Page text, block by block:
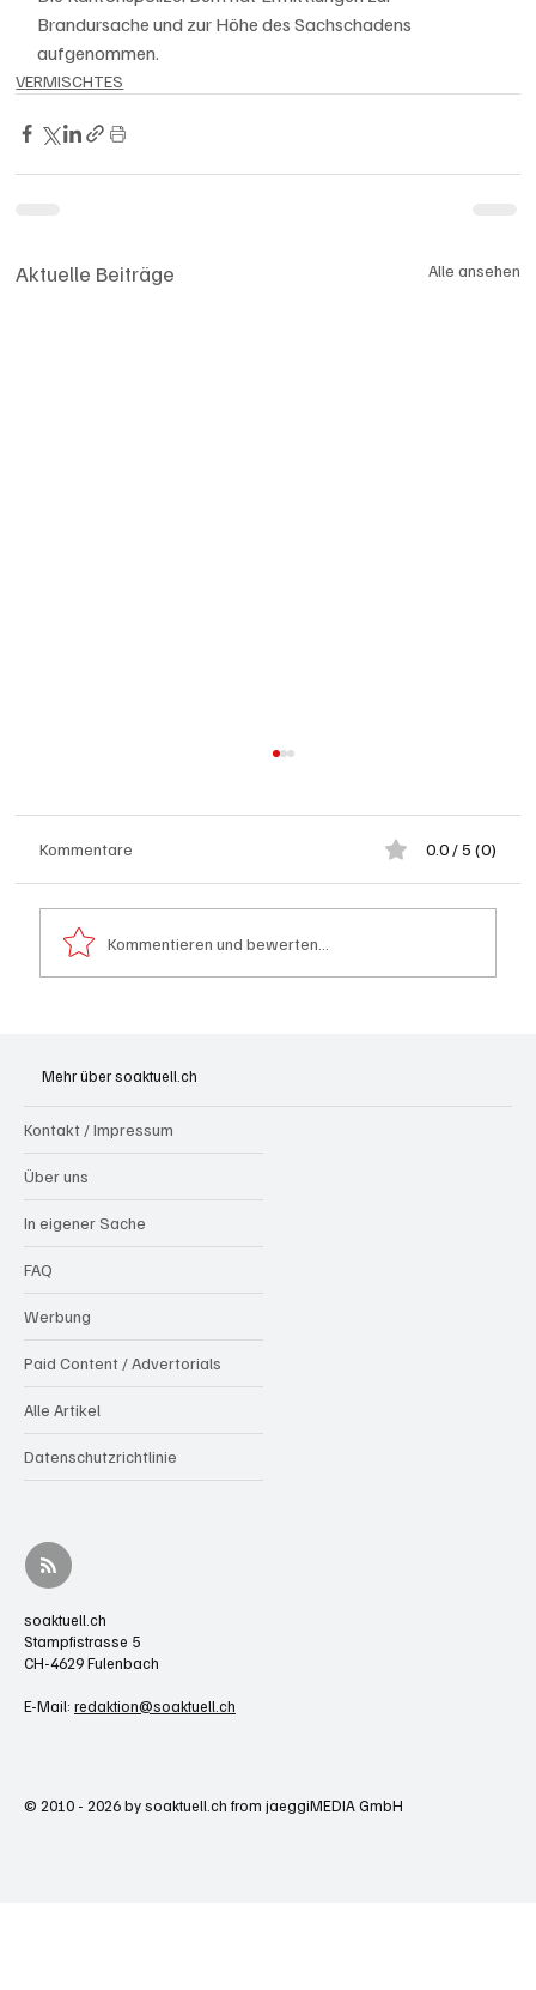
Brandursache und zur Höhe des Sachschadens
aufgenommen.
VERMISCHTES
Aktuelle Beiträge Alle ansehen
aufrütteln
Kommentare 0.0 / 5 (0)
Kommentieren und bewerten...
Mehr über soaktuell.ch
Kontakt / Impressum
Über uns
In eigener Sache
FAQ
Werbung
Paid Content / Advertorials
Alle Artikel
Datenschutzrichtlinie
soaktuell.ch
Stampfistrasse 5
CH-4629 Fulenbach
E-Mail: redaktion@soaktuell.ch
© 2010 - 2026 by soaktuell.ch from jaeggiMEDIA GmbH